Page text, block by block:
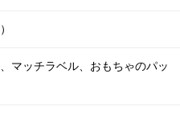
マッチラベル、おもちゃのパッ